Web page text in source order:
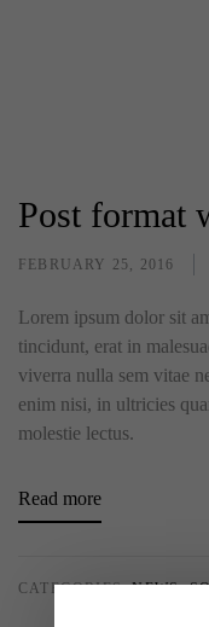
Post format
FEBRUARY 25, 2016
Lorem ipsum dolor sit
tincidunt, erat in
viverra nulla sem vitae
enim nisi, in ultricies
molestie lectus.
Read more
CATEGORIES:NEWS,